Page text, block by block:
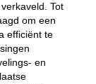
Tot
om een
efficiënt te
en